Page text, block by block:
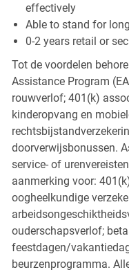
effectively
Able to stand for
0-2 years retail or
Tot de voordelen
Assistance Program
rouwverlof; 401(k)
kinderopvang en
doorverwijsbonussen.
service- of
aanmerking voor:
oogheelkundige
ouderschapsverlof;
feestdagen/
beurzenprogramma.